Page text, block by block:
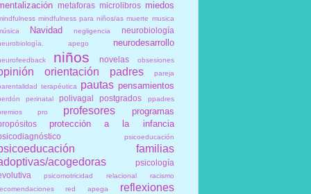
metaforas microlibros miedos
mindfulness para niños/as muerte musica
Navidad negligencia neurobiología
apego neurodesarrollo
niños novelas obsesiones
orientación padres
pareja
terapéutica
pautas pensamientos
perinatal polivagal postgrados
ppadres
pro profesores programas
protección a la infancia
psicoeducación
familias
acogedoras
psicología
psicomotricidad relacional
racismo
red apega reflexiones